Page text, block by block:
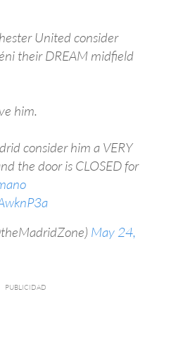
United consider
their DREAM midfield
him.
consider him a VERY
the door is CLOSED for
May 24,